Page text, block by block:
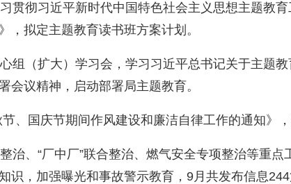
贯彻习近平新时代中国特色社会主义思想主题教
，拟定主题教育读书班方案计划。
组（扩大）学习会，学习习近平总书记关于主题
会议精神，启动部署局主题教育。
、国庆节期间作风建设和廉洁自律工作的通知》，
治、“厂中厂”联合整治、燃气安全专项整治等重
识，加强曝光和事故警示教育，9月共发布信息244